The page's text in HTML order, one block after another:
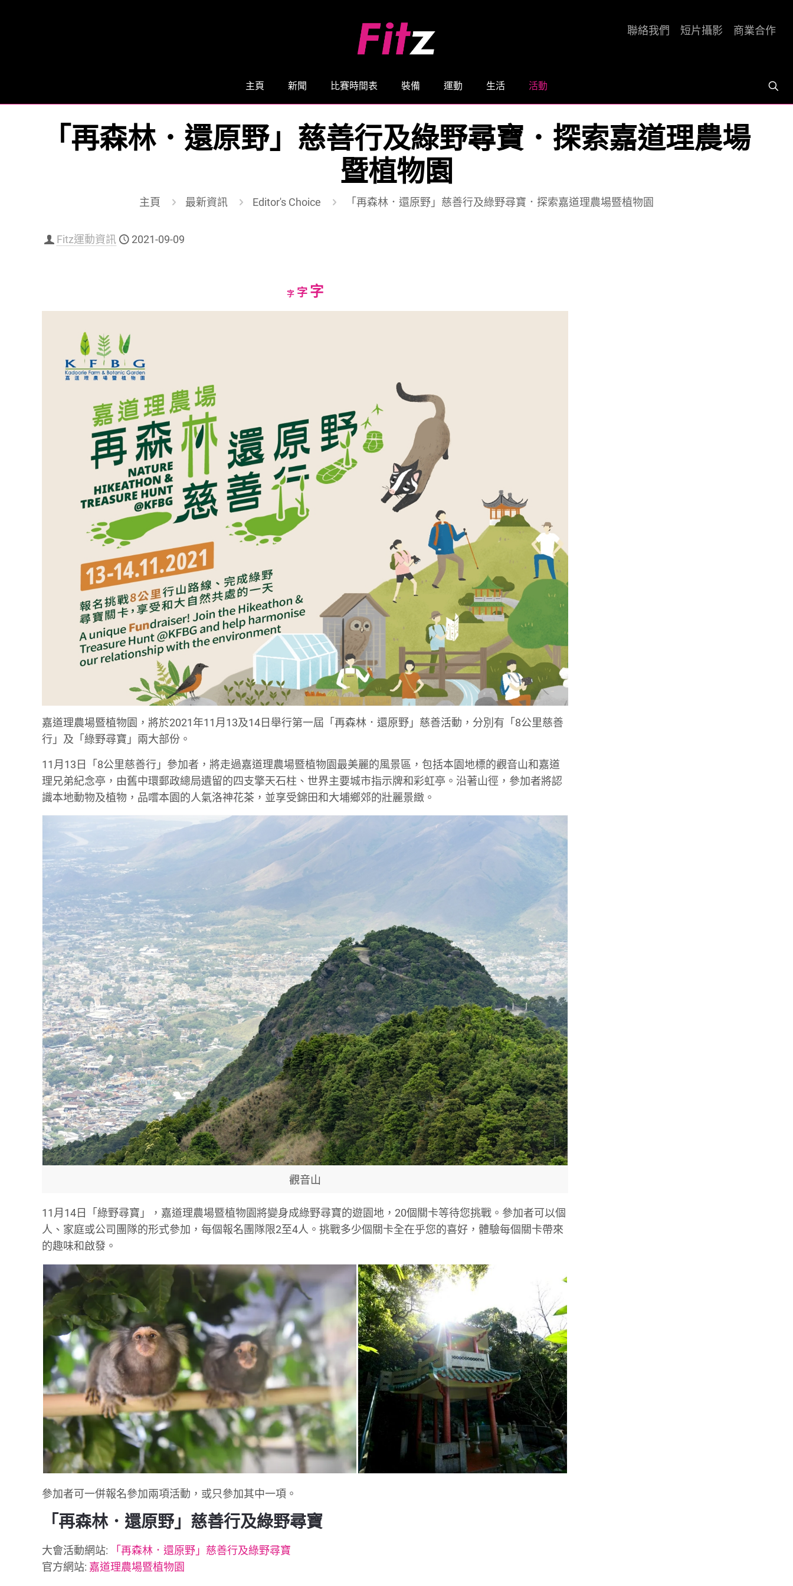
主頁 新聞 比賽時間表 裝備 運動 生活 活動
聯絡我們 短片攝影 商業合作
「再森林．還原野」慈善行及綠野尋寶．探索嘉道理農場
暨植物園
主頁 最新資訊 Editor's Choice 「再森林．還原野」慈善行及綠野尋寶．探索嘉道理農場暨植物園
Fitz運動資訊 2021-09-09
字Decrease
字Reset
字Increase
font
嘉道理農場暨植物園，將於2021年11月13及14日舉行第一屆「再森林．還原野」慈善活動，分別有「8公里慈善
行」及「綠野尋寶」兩大部份。
11月13日「8公里慈善行」參加者，將走過嘉道理農場暨植物園最美麗的風景區，包括本園地標的觀音山和嘉道
理兄弟紀念亭，由舊中環郵政總局遺留的四支擎天石柱、世界主要城市指示牌和彩虹亭。沿著山徑，參加者將認
識本地動物及植物，品嚐本園的人氣洛神花茶，並享受錦田和大埔鄉郊的壯麗景緻。
觀音山
11月14日「綠野尋寶」，嘉道理農場暨植物園將變身成綠野尋寶的遊園地，20個關卡等待您挑戰。參加者可以個
人、家庭或公司團隊的形式參加，每個報名團隊限2至4人。挑戰多少個關卡全在乎您的喜好，體驗每個關卡帶來
的趣味和啟發。
參加者可一併報名參加兩項活動，或只參加其中一項。
「再森林．還原野」慈善行及綠野尋寶
大會活動網站:
「再森林．還原野」慈善行及綠野尋寶
官方網站: 嘉道理農場暨植物園